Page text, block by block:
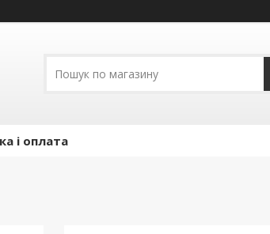
і оплата